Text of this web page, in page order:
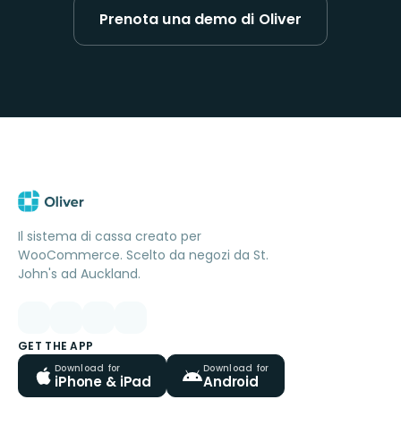
Prenota una demo di Oliver
Il sistema di cassa creato per
WooCommerce. Scelto da negozi da St.
John's ad Auckland.
GET THE APP
Download for
iPhone & iPad
Download for
Android